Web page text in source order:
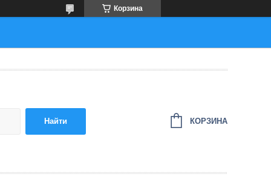
Корзина
Найти КОРЗИНА